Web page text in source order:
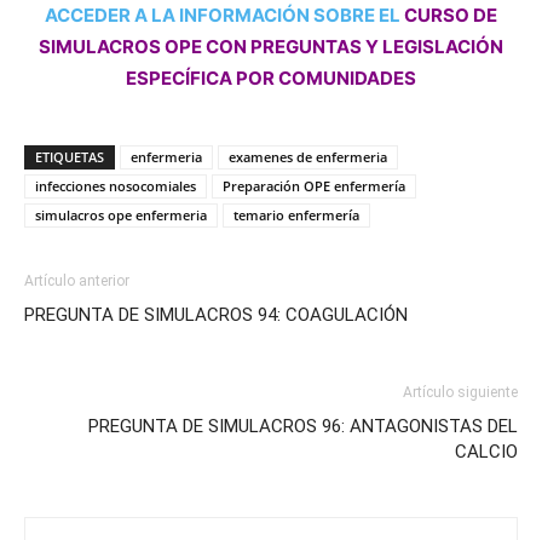
ACCEDER A LA INFORMACIÓN SOBRE EL CURSO DE
SIMULACROS OPE CON PREGUNTAS Y LEGISLACIÓN
ESPECÍFICA POR COMUNIDADES
ETIQUETAS enfermeria
examenes de enfermeria
infecciones nosocomiales
Preparación OPE enfermería
simulacros ope enfermeria
temario enfermería
Artículo anterior
PREGUNTA DE SIMULACROS 94: COAGULACIÓN
Artículo siguiente
PREGUNTA DE SIMULACROS 96: ANTAGONISTAS DEL
CALCIO